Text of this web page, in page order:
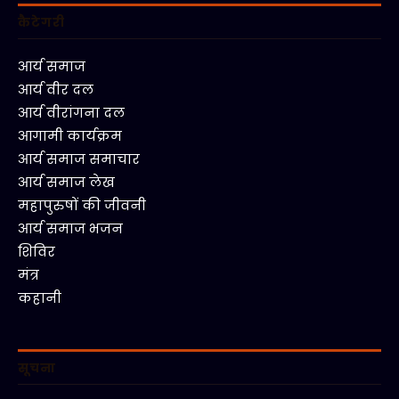
कैटेगरी
आर्य समाज
आर्य वीर दल
आर्य वीरांगना दल
आगामी कार्यक्रम
आर्य समाज समाचार
आर्य समाज लेख
महापुरुषों की जीवनी
आर्य समाज भजन
शिविर
मंत्र
कहानी
सूचना